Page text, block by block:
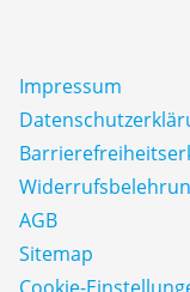
Impressum
AGB
Sitemap